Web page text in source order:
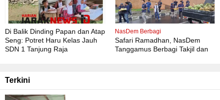
Di Balik Dinding Papan dan Atap
Seng: Potret Haru Kelas Jauh
SDN 1 Tanjung Raja
NasDem Berbagi
Safari Ramadhan, NasDem
Tanggamus Berbagi Takjil dan
Terkini